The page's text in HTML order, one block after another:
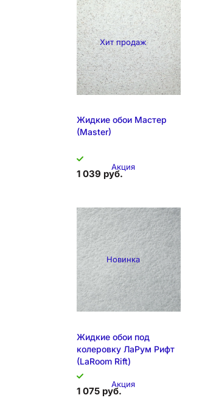
Хит продаж
Акция
Образец на экспозиции
Жидкие обои Мастер
(Master)
1 039 руб.
Новинка
Акция
Жидкие обои под
колеровку ЛаРум Рифт
(LaRoom Rift)
1 075 руб.